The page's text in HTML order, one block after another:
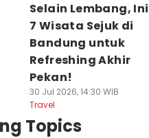
Selain Lembang, Ini
7 Wisata Sejuk di
Bandung untuk
Refreshing Akhir
Pekan!
30 Jul 2026, 14:30 WIB
Travel
Topics